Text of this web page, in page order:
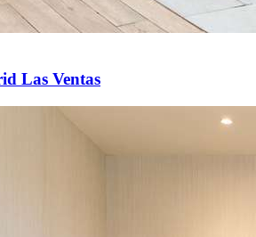
Las Ventas